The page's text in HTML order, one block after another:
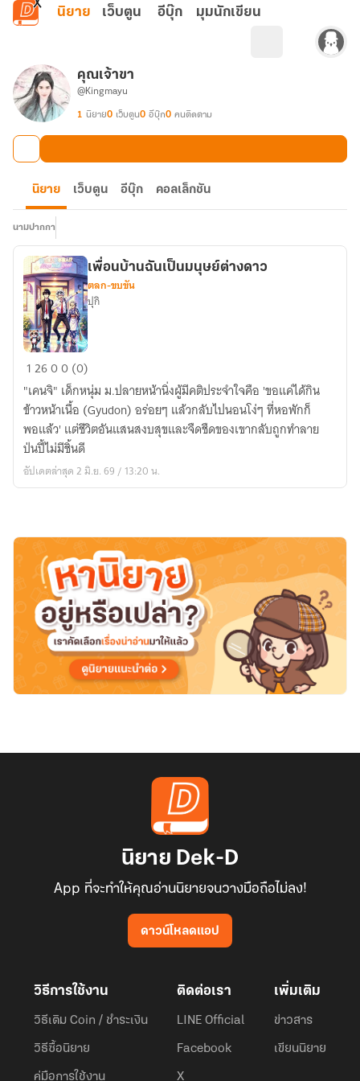
ข้ามไปยังเนื้อหาหลัก
นิยาย เว็บตูน อีบุ๊ก มุมนักเขียน
คุณเจ้าขา
@Kingmayu
1 นิยาย0 เว็บตูน0 อีบุ๊ก0 คนติดตาม
นิยาย เว็บตูน อีบุ๊ก คอลเล็กชัน
นามปากกา
เพื่อน
บ้าน
ฉัน
เป็น
มนุษย์
ต่าง
ดาว
เพื่อนบ้านฉันเป็นมนุษย์ต่างดาว
ตลก-ขบขัน
ปุกิ
12600 (0)
​"เคนจิ" เด็กหนุ่ม ม.ปลายหน้านิ่งผู้มีคติประจำใจคือ 'ขอแค่ได้กิน
ข้าวหน้าเนื้อ (Gyudon) อร่อยๆ แล้วกลับไปนอนโง่ๆ ที่หอพักก็
พอแล้ว' แต่ชีวิตอันแสนสงบสุขและจืดชืดของเขากลับถูกทำลาย
ป่นปี้ไม่มีชิ้นดี
อัปเดตล่าสุด 2 มิ.ย. 69 / 13:20 น.
นิยาย Dek-D
App ที่จะทำให้คุณอ่านนิยายจนวางมือถือไม่ลง!
ดาวน์โหลดแอป
วิธีการใช้งาน
วิธีเติม Coin / ชำระเงิน
วิธีซื้อนิยาย
คู่มือการใช้งาน
ติดต่อเรา
LINE Official
Facebook
X
เพิ่มเติม
ข่าวสาร
เขียนนิยาย